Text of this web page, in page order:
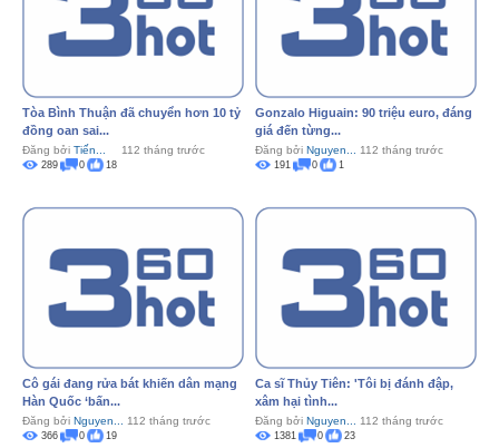
Tòa Bình Thuận đã chuyển hơn 10 tỷ
đồng oan sai...
Đăng bởi Tiến... 112 tháng trước
289 0 18
Gonzalo Higuain: 90 triệu euro, đáng
giá đến từng...
Đăng bởi Nguyen... 112 tháng trước
191 0 1
Cô gái đang rửa bát khiến dân mạng
Hàn Quốc ‘bấn...
Đăng bởi Nguyen... 112 tháng trước
366 0 19
Ca sĩ Thủy Tiên: 'Tôi bị đánh đập,
xâm hại tình...
Đăng bởi Nguyen... 112 tháng trước
1381 0 23